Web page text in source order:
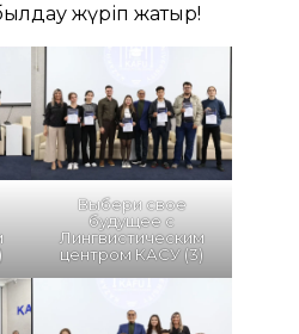
жүріп жатыр!
Выбери свое
будущее с
Лингвистическим
центром КАСУ (3)